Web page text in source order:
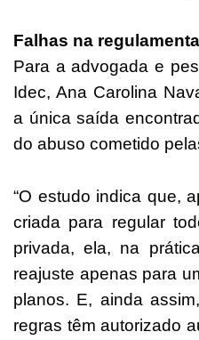
Falhas na
Para a advogada e
Idec, Ana Carolina
a única saída
do abuso cometido
“O estudo indica que,
criada para regular
privada, ela, na
reajuste apenas para
planos. E, ainda
regras têm autorizado